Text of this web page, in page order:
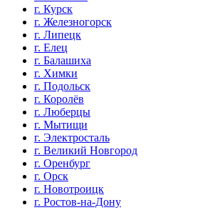
г. Курск
г. Железногорск
г. Липецк
г. Елец
г. Балашиха
г. Химки
г. Подольск
г. Королёв
г. Люберцы
г. Мытищи
г. Электросталь
г. Великий Новгород
г. Оренбург
г. Орск
г. Новотроицк
г. Ростов-на-Дону